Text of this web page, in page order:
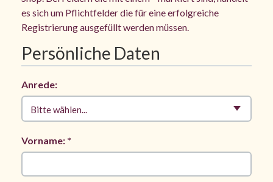
es sich um Pflichtfelder die für eine erfolgreiche
Registrierung ausgefüllt werden müssen.
Persönliche Daten
Anrede:
Bitte wählen...
Vorname: *